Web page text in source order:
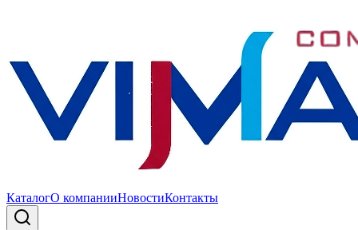
КаталогО компанииНовостиКонтакты